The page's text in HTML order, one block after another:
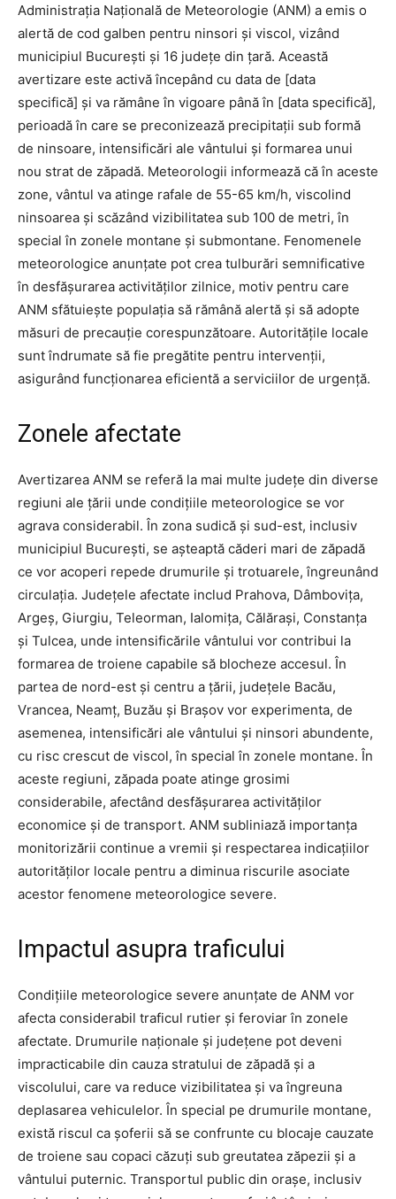
Administrația Națională de Meteorologie (ANM) a emis o
alertă de cod galben pentru ninsori și viscol, vizând
municipiul București și 16 județe din țară. Această
avertizare este activă începând cu data de [data
specifică] și va rămâne în vigoare până în [data specifică],
perioadă în care se preconizează precipitații sub formă
de ninsoare, intensificări ale vântului și formarea unui
nou strat de zăpadă. Meteorologii informează că în aceste
zone, vântul va atinge rafale de 55-65 km/h, viscolind
ninsoarea și scăzând vizibilitatea sub 100 de metri, în
special în zonele montane și submontane. Fenomenele
meteorologice anunțate pot crea tulburări semnificative
în desfășurarea activităților zilnice, motiv pentru care
ANM sfătuiește populația să rămână alertă și să adopte
măsuri de precauție corespunzătoare. Autoritățile locale
sunt îndrumate să fie pregătite pentru intervenții,
asigurând funcționarea eficientă a serviciilor de urgență.
Zonele afectate
Avertizarea ANM se referă la mai multe județe din diverse
regiuni ale țării unde condițiile meteorologice se vor
agrava considerabil. În zona sudică și sud-est, inclusiv
municipiul București, se așteaptă căderi mari de zăpadă
ce vor acoperi repede drumurile și trotuarele, îngreunând
circulația. Județele afectate includ Prahova, Dâmbovița,
Argeș, Giurgiu, Teleorman, Ialomița, Călărași, Constanța
și Tulcea, unde intensificările vântului vor contribui la
formarea de troiene capabile să blocheze accesul. În
partea de nord-est și centru a țării, județele Bacău,
Vrancea, Neamț, Buzău și Brașov vor experimenta, de
asemenea, intensificări ale vântului și ninsori abundente,
cu risc crescut de viscol, în special în zonele montane. În
aceste regiuni, zăpada poate atinge grosimi
considerabile, afectând desfășurarea activităților
economice și de transport. ANM subliniază importanța
monitorizării continue a vremii și respectarea indicațiilor
autorităților locale pentru a diminua riscurile asociate
acestor fenomene meteorologice severe.
Impactul asupra traficului
Condițiile meteorologice severe anunțate de ANM vor
afecta considerabil traficul rutier și feroviar în zonele
afectate. Drumurile naționale și județene pot deveni
impracticabile din cauza stratului de zăpadă și a
viscolului, care va reduce vizibilitatea și va îngreuna
deplasarea vehiculelor. În special pe drumurile montane,
există riscul ca șoferii să se confrunte cu blocaje cauzate
de troiene sau copaci căzuți sub greutatea zăpezii și a
vântului puternic. Transportul public din orașe, inclusiv